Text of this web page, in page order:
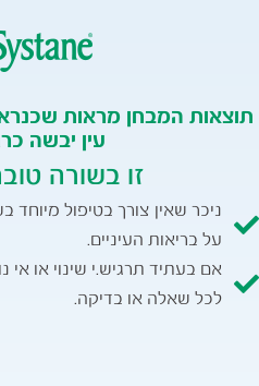
תוצאות המבחן מראות
עין יבשה
זו בשורה
ניכר שאין צורך בטיפול
על בריאות העיניים.
אם בעתיד תרגיש.י שינוי או אי
לכל שאלה או בדיקה.